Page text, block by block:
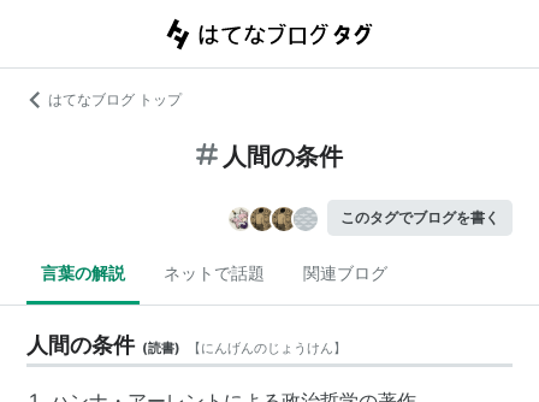
はてなブログ トップ
人間の条件
このタグでブログを書く
言葉の解説 ネットで話題 関連ブログ
人間の条件 (読書) 【にんげんのじょうけん】